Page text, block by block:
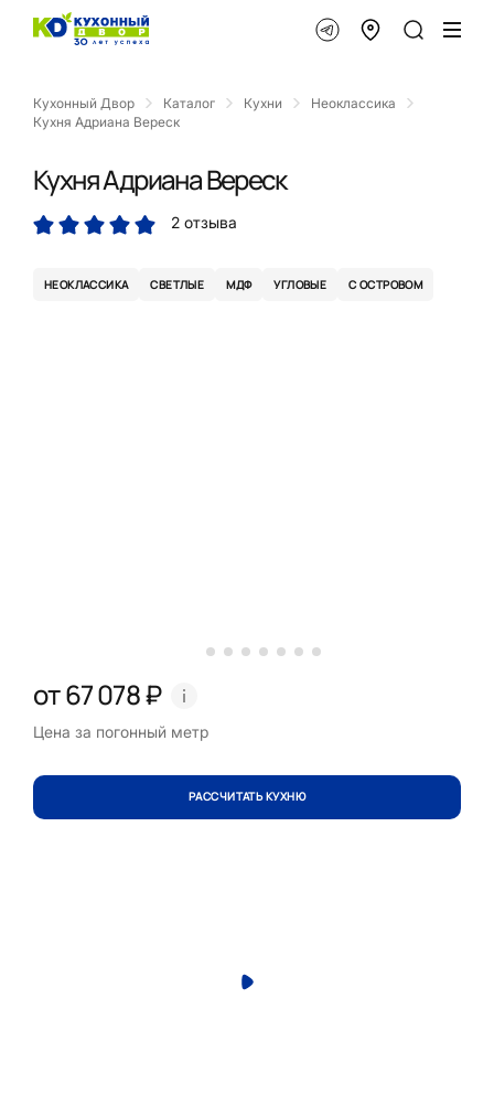
Кухонный Двор Каталог Кухни
Неоклассика
Кухня Адриана Вереск
Кухня Адриана Вереск
2 отзыва
НЕОКЛАССИКА СВЕТЛЫЕ МДФ УГЛОВЫЕ С ОСТРОВОМ
от 67 078 ₽
Цена за погонный метр
РАССЧИТАТЬ КУХНЮ